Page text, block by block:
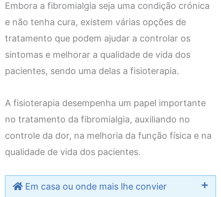
Embora a fibromialgia seja uma condição crónica
e não tenha cura, existem várias opções de
tratamento que podem ajudar a controlar os
sintomas e melhorar a qualidade de vida dos
pacientes, sendo uma delas a fisioterapia.
A fisioterapia desempenha um papel importante
no tratamento da fibromialgia, auxiliando no
controle da dor, na melhoria da função física e na
qualidade de vida dos pacientes.
Em casa ou onde mais lhe convier